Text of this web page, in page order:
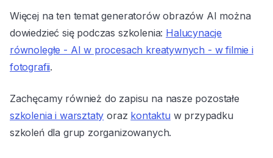
Więcej na ten temat generatorów obrazów AI można
dowiedzieć się podczas szkolenia: Halucynacje
równoległe - AI w procesach kreatywnych - w filmie i
fotografii.
Zachęcamy również do zapisu na nasze pozostałe
szkolenia i warsztaty oraz kontaktu w przypadku
szkoleń dla grup zorganizowanych.